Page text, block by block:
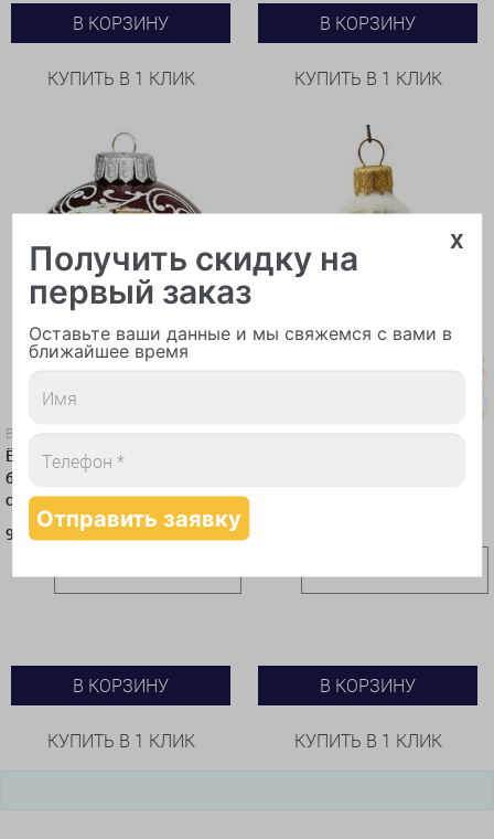
В КОРЗИНУ
КУПИТЬ В 1 КЛИК
В КОРЗИНУ
КУПИТЬ В 1 КЛИК
Воздушные шары
Ёлочная игрушка "Шар
бордовый, Дед мороз с
северным оленем" 10 см
928
В КОРЗИНУ
КУПИТЬ В 1 КЛИК
Воздушные шары
В КОРЗИНУ
КУПИТЬ В 1 КЛИК
x
Получить скидку на
первый заказ
Оставьте ваши данные и мы свяжемся с вами в
ближайшее время